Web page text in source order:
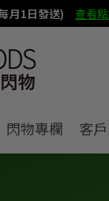
月1日發送) 查看
閃物專欄 客